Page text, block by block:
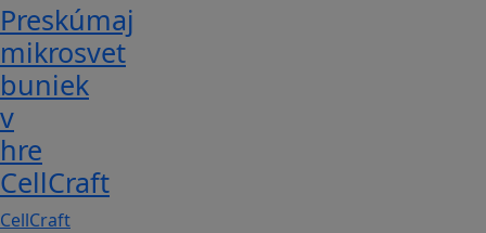
Preskúmaj
mikrosvet
buniek
v
hre
CellCraft
CellCraft